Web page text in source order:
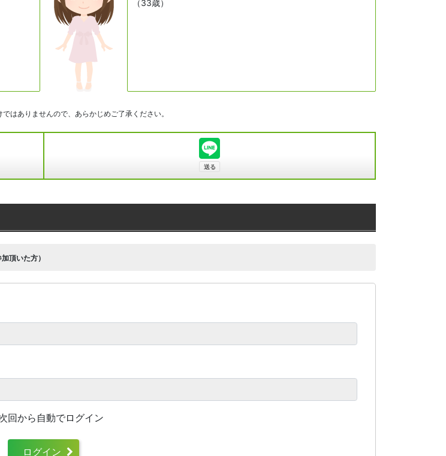
（33歳）
はありませんので、あらかじめご了承ください。
頂いた方）
回から自動でログイン
ログイン